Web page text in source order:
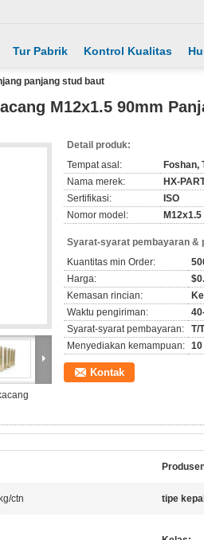
Tur Pabrik Kontrol Kualitas
panjang stud baut
M12x1.5 90mm
Detail produk:
Tempat asal:
Foshan,
Nama merek:
HX-
Sertifikasi:
ISO
Nomor model:
M12x1.5
Syarat-syarat pembayaran &
Kuantitas min Order:
Harga:
Kemasan rincian:
Waktu pengiriman:
Syarat-syarat pembayaran:
T/T
Menyediakan kemampuan:
Kontak
ctn tipe